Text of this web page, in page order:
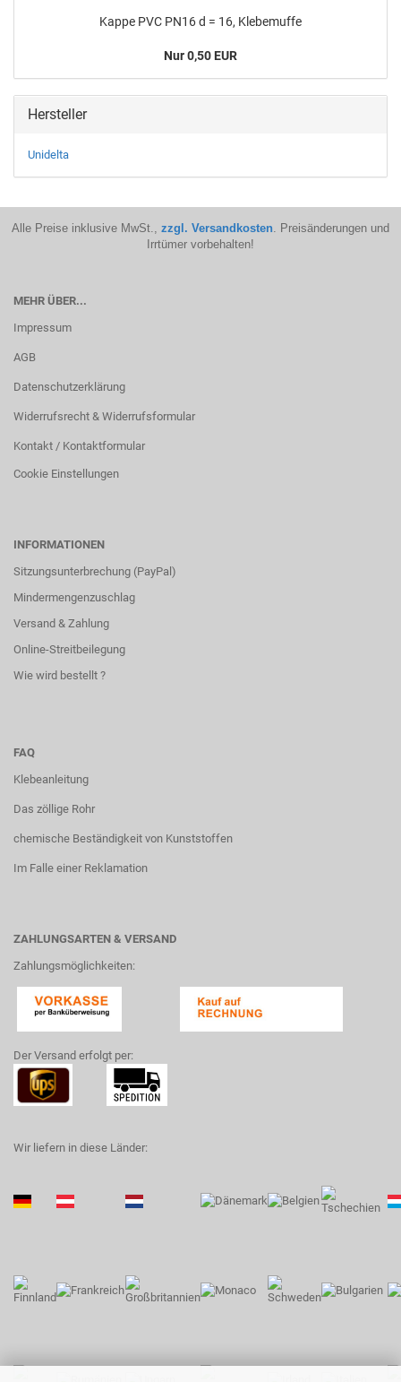
Kappe PVC PN16 d = 16, Kle­be­muf­fe
Nur 0,50 EUR
Hersteller
Unidelta
Alle Preise inklusive MwSt., zzgl. Versandkosten. Preisänderungen und
Irrtümer vorbehalten!
MEHR ÜBER...
Impressum
AGB
Datenschutzerklärung
Widerrufsrecht & Widerrufsformular
Kontakt / Kontaktformular
Cookie Einstellungen
INFORMATIONEN
Sitzungsunterbrechung (PayPal)
Mindermengenzuschlag
Versand & Zahlung
Online-Streitbeilegung
Wie wird bestellt ?
FAQ
Klebeanleitung
Das zöllige Rohr
chemische Beständigkeit von Kunststoffen
Im Falle einer Reklamation
ZAHLUNGSARTEN & VERSAND
Zahlungsmöglichkeiten:
Der Versand erfolgt per:
Wir liefern in diese Länder: